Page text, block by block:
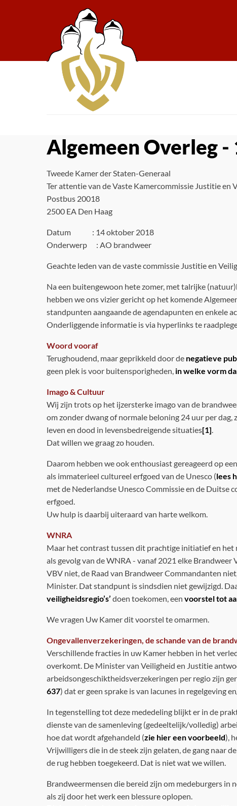
Algemeen Overleg
Tweede Kamer der Staten-Generaal
Ter attentie van de Vaste Kamercommissie Justitie en
Postbus 20018
2500 EA Den Haag
Datum : 14 oktober 2018
Onderwerp : AO brandweer
Geachte leden van de vaste commissie Justitie en
Na een buitengewoon hete zomer, met talrijke
hebben we ons vizier gericht op het komende
standpunten aangaande de agendapunten en enkele
Onderliggende informatie is via hyperlinks te
Woord vooraf
Terughoudend, maar geprikkeld door de negatieve
geen plek is voor buitensporigheden, in welke vorm
Imago & Cultuur
Wij zijn trots op het ijzersterke imago van de
om zonder dwang of normale beloning 24 uur per
leven en dood in levensbedreigende situaties[1].
Dat willen we graag zo houden.
Daarom hebben we ook enthousiast gereageerd op een
als immaterieel cultureel erfgoed van de Unesco (lees
met de Nederlandse Unesco Commissie en de Duitse
erfgoed.
Uw hulp is daarbij uiteraard van harte welkom.
WNRA
Maar het contrast tussen dit prachtige initiatief en
als gevolg van de WNRA - vanaf 2021 elke
VBV niet, de Raad van Brandweer Commandanten
Minister. Dat standpunt is sindsdien niet gewijzigd.
veiligheidsregio’s’ doen toekomen, een voorstel tot
We vragen Uw Kamer dit voorstel te omarmen.
Ongevallenverzekeringen, de schande van de
Verschillende fracties in uw Kamer hebben in het
overkomt. De Minister van Veiligheid en Justitie
arbeidsongeschiktheidsverzekeringen per regio zijn
637) dat er geen sprake is van lacunes in regelgeving
In tegenstelling tot deze mededeling blijkt er in de
dienste van de samenleving (gedeeltelijk/volledig)
hoe dat wordt afgehandeld (zie hier een voorbeeld),
Vrijwilligers die in de steek zijn gelaten, de gang naar
de rug hebben toegekeerd. Dat is niet wat we willen.
Brandweermensen die bereid zijn om medeburgers
als zij door het werk een blessure oplopen.